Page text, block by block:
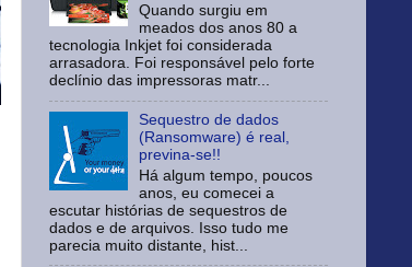
Quando surgiu em
meados dos anos 80 a
tecnologia Inkjet foi considerada
arrasadora. Foi responsável pelo forte
declínio das impressoras matr...
Sequestro de dados
(Ransomware) é real,
previna-se!!
Há algum tempo, poucos
anos, eu comecei a
escutar histórias de sequestros de
dados e de arquivos. Isso tudo me
parecia muito distante, hist...